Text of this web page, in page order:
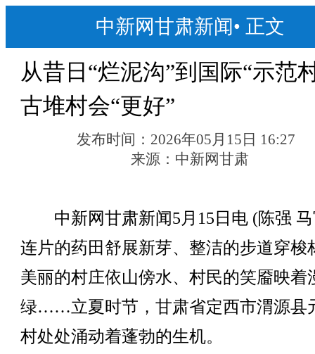
中新网甘肃新闻• 正文
从昔日“烂泥沟”到国际“示范
古堆村会“更好”
发布时间： 2026年05月15日 16:27
来源： 中新网甘肃
中新网甘肃新闻5月15日电 (陈强 马
连片的药田舒展新芽、整洁的步道穿梭
美丽的村庄依山傍水、村民的笑靥映着
绿……立夏时节，甘肃省定西市渭源县
村处处涌动着蓬勃的生机。